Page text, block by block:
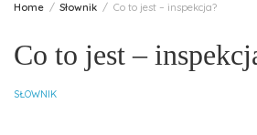
Home Słownik Co to jest – inspekcja?
Co to jest –
SŁOWNIK